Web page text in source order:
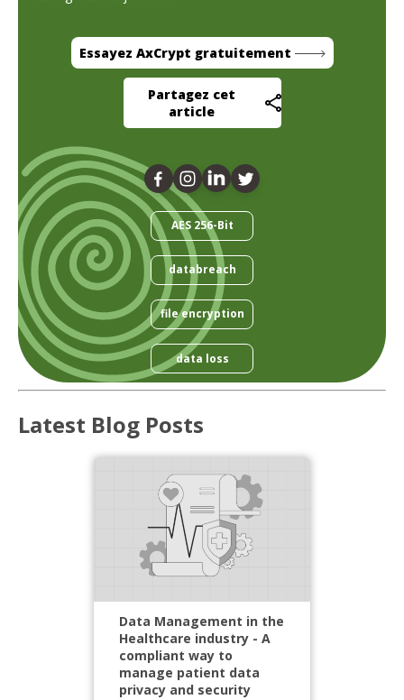
Essayez AxCrypt gratuitement
Partagez cet
article
AES 256-Bit
databreach
file encryption
data loss
Latest Blog Posts
Data Management in the
Healthcare industry - A
compliant way to
manage patient data
privacy and security